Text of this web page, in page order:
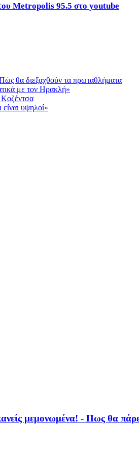
Metropolis 95.5 στο youtube
θα διεξαχθούν τα πρωταθλήματα
με τον Ηρακλή»
υψηλοί»
μεμονωμένα! - Πως θα